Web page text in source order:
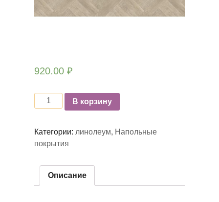
920.00 ₽
КоличествоВ корзину
Категории: линолеум, Напольные
покрытия
Описание